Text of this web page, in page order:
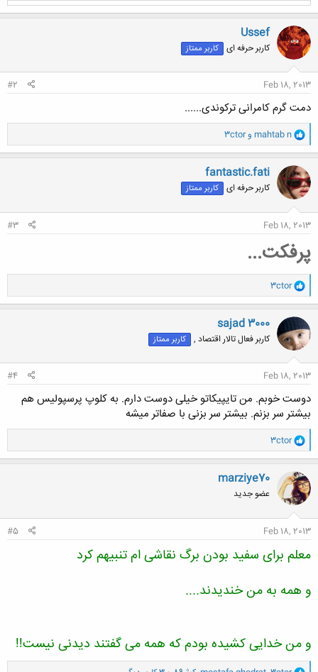
Ussef
کاربر حرفه ای کاربر ممتاز
Feb 18, 2013
#2
دمت گرم کامرانی ترکوندی......
و
ا
ک
ن
ش
ه
ا
mahtab n و3ctor
fantastic.fati
کاربر حرفه ای کاربر ممتاز
Feb 18, 2013
#3
پرفکت...
و
ا
ک
ن
ش
ه
ا
3ctor
sajad 3000
کاربر فعال تالار اقتصاد , کاربر ممتاز
Feb 18, 2013
#4
دوست خوبم. من تایپیکاتو خیلی دوست دارم. به کلوپ پرسپولیس هم
بیشتر سر بزنم. بیشتر سر بزنی با صفاتر میشه
و
ا
ک
ن
ش
ه
ا
3ctor
marziye70
عضو جدید
Feb 18, 2013
#5
معلم برای سفید بودن برگ نقاشی ام تنبیهم کرد
و همه به من خندیدند....
و من خدایی کشیده بودم که همه می گفتند دیدنی نیست!!